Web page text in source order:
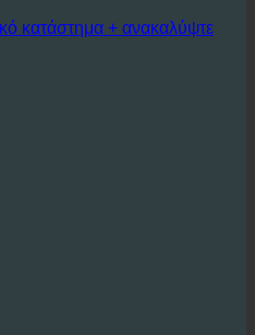
που προσφέρουν
ντους σε